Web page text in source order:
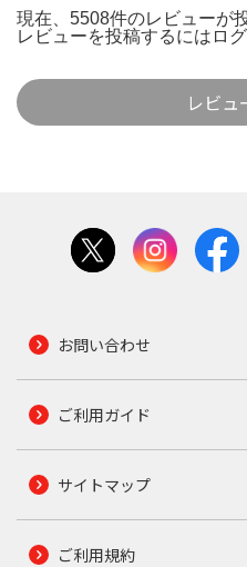
現在、5508件のレビューが
レビューを投稿するには ロ
レビュ
お問い合わせ
ご利用ガイド
サイトマップ
ご利用規約